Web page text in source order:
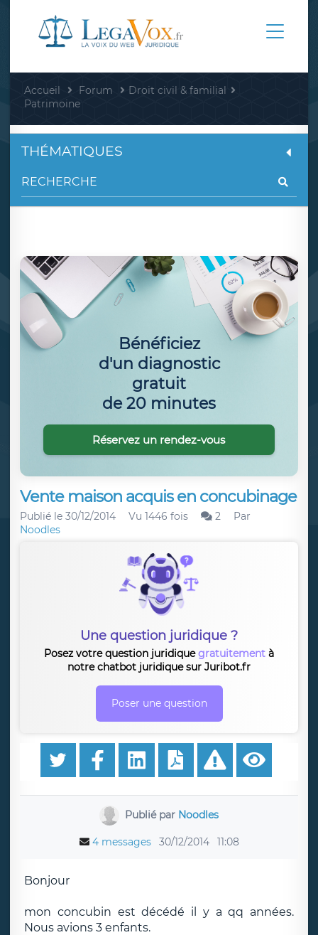
Accueil Forum
Droit civil & familial
Patrimoine
Vente maison acquis en concubinage
Publié le 30/12/2014 Vu 1446 fois 2
Par
Noodles
Une question juridique ?
Posez votre question juridiquegratuitement à
notre chatbot juridique sur Juribot.fr
Poser une question
Publié par Noodles
4 messages 30/12/2014 11:08
Bonjour
mon concubin est décédé il y a qq années.
Nous avions 3 enfants.
THÉMATIQUES
Bénéficiez
d'un diagnostic
gratuit
de 20 minutes
Réservez un rendez-vous